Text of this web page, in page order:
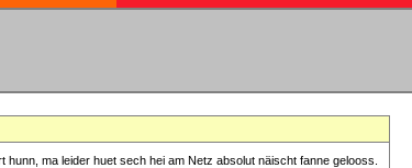
ma leider huet sech hei am Netz absolut näischt fanne gelooss.